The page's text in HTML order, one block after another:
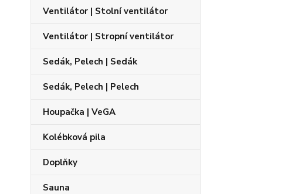
Ventilátor | Stolní ventilátor
Ventilátor | Stropní ventilátor
Sedák, Pelech | Sedák
Sedák, Pelech | Pelech
Houpačka | VeGA
Kolébková pila
Doplňky
Sauna